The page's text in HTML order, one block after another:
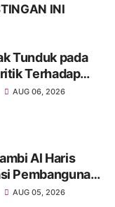
INI
Tunduk pada
Terhadap
oleh
AUG 06, 2026
Al Haris
Pembangunan
dan Lokasi
AUG 05, 2026